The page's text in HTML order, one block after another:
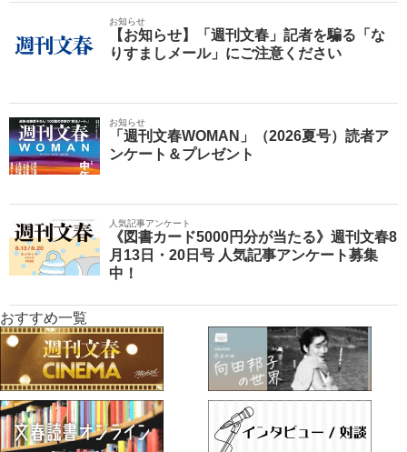
お知らせ
【お知らせ】「週刊文春」記者を騙る「な
りすましメール」にご注意ください
お知らせ
「週刊文春WOMAN」（2026夏号）読者ア
ンケート＆プレゼント
人気記事アンケート
《図書カード5000円分が当たる》週刊文春8
月13日・20日号 人気記事アンケート募集
中！
おすすめ一覧